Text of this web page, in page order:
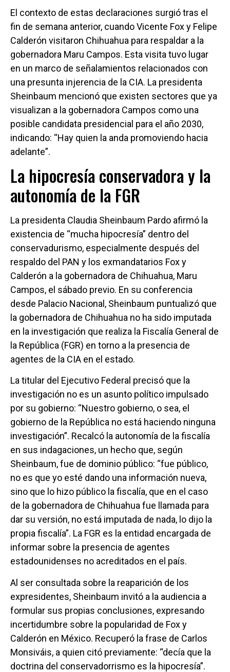
El contexto de estas declaraciones surgió tras el
fin de semana anterior, cuando Vicente Fox y Felipe
Calderón visitaron Chihuahua para respaldar a la
gobernadora Maru Campos. Esta visita tuvo lugar
en un marco de señalamientos relacionados con
una presunta injerencia de la CIA. La presidenta
Sheinbaum mencionó que existen sectores que ya
visualizan a la gobernadora Campos como una
posible candidata presidencial para el año 2030,
indicando: “Hay quien la anda promoviendo hacia
adelante”.
La hipocresía conservadora y la
autonomía de la FGR
La presidenta Claudia Sheinbaum Pardo afirmó la
existencia de “mucha hipocresía” dentro del
conservadurismo, especialmente después del
respaldo del PAN y los exmandatarios Fox y
Calderón a la gobernadora de Chihuahua, Maru
Campos, el sábado previo. En su conferencia
desde Palacio Nacional, Sheinbaum puntualizó que
la gobernadora de Chihuahua no ha sido imputada
en la investigación que realiza la Fiscalía General de
la República (FGR) en torno a la presencia de
agentes de la CIA en el estado.
La titular del Ejecutivo Federal precisó que la
investigación no es un asunto político impulsado
por su gobierno: “Nuestro gobierno, o sea, el
gobierno de la República no está haciendo ninguna
investigación”. Recalcó la autonomía de la fiscalía
en sus indagaciones, un hecho que, según
Sheinbaum, fue de dominio público: “fue público,
no es que yo esté dando una información nueva,
sino que lo hizo público la fiscalía, que en el caso
de la gobernadora de Chihuahua fue llamada para
dar su versión, no está imputada de nada, lo dijo la
propia fiscalía”. La FGR es la entidad encargada de
informar sobre la presencia de agentes
estadounidenses no acreditados en el país.
Al ser consultada sobre la reaparición de los
expresidentes, Sheinbaum invitó a la audiencia a
formular sus propias conclusiones, expresando
incertidumbre sobre la popularidad de Fox y
Calderón en México. Recuperó la frase de Carlos
Monsiváis, a quien citó previamente: “decía que la
doctrina del conservadorrismo es la hipocresía”.